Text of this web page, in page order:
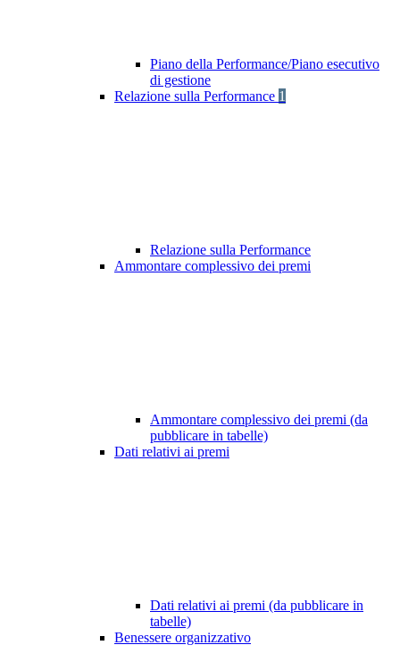
Piano della Performance/Piano esecutivo
di gestione
Relazione sulla Performance 1
Relazione sulla Performance
Ammontare complessivo dei premi
Ammontare complessivo dei premi (da
pubblicare in tabelle)
Dati relativi ai premi
Dati relativi ai premi (da pubblicare in
tabelle)
Benessere organizzativo